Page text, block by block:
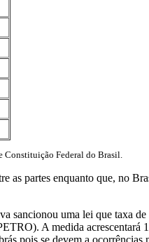
Constituição Federal do Brasil.
as partes enquanto que, no
sancionou uma lei que taxa
A medida acrescentará
pois se devem a ocorrências